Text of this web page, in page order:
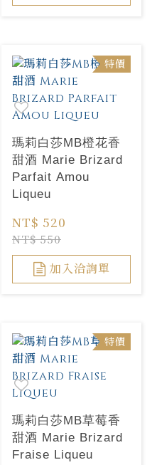
特價
瑪莉白莎MB橙花香
甜酒 Marie Brizard
Parfait Amou
Liqueu
NT$ 520
NT$ 550
加入洽詢單
特價
瑪莉白莎MB草莓香
甜酒 Marie Brizard
Fraise Liqueu